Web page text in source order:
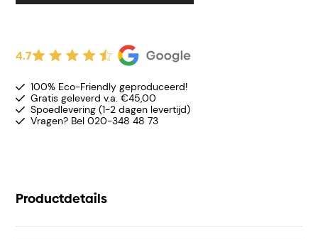
4.7
100% Eco-Friendly geproduceerd!
Gratis geleverd v.a. €45,00
Spoedlevering (1-2 dagen levertijd)
Vragen? Bel 020-348 48 73
Productdetails